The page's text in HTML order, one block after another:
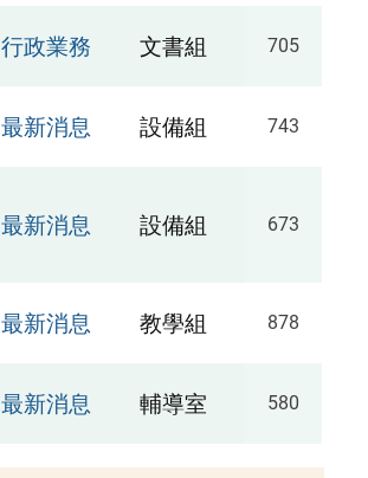
行政業務 文書組 705
最新消息 設備組 743
最新消息 設備組 673
最新消息 教學組 878
最新消息 輔導室 580